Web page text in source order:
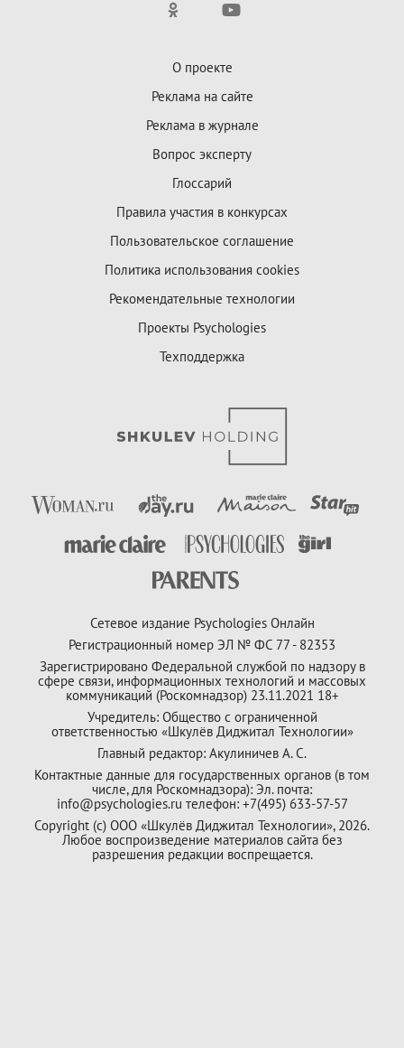
О проекте
Реклама на сайте
Реклама в журнале
Вопрос эксперту
Глоссарий
Правила участия в конкурсах
Пользовательское соглашение
Политика использования cookies
Рекомендательные технологии
Проекты Psychologies
Техподдержка
Сетевое издание Psychologies Онлайн
Регистрационный номер ЭЛ № ФС 77 - 82353
Зарегистрировано Федеральной службой по надзору в
сфере связи, информационных технологий и массовых
коммуникаций (Роскомнадзор) 23.11.2021 18+
Учредитель: Общество с ограниченной
ответственностью «Шкулёв Диджитал Технологии»
Главный редактор: Акулиничев А. С.
Контактные данные для государственных органов (в том
числе, для Роскомнадзора): Эл. почта:
info@psychologies.ru телефон: +7(495) 633-57-57
Copyright (с) ООО «Шкулёв Диджитал Технологии», 2026.
Любое воспроизведение материалов сайта без
разрешения редакции воспрещается.